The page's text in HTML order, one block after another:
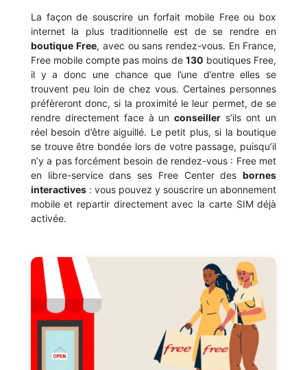
La façon de souscrire un forfait mobile Free ou box
internet la plus traditionnelle est de se rendre en
boutique Free, avec ou sans rendez-vous. En France,
Free mobile compte pas moins de 130 boutiques Free,
il y a donc une chance que l’une d’entre elles se
trouvent peu loin de chez vous. Certaines personnes
préfèreront donc, si la proximité le leur permet, de se
rendre directement face à unconseiller s’ils ont un
réel besoin d’être aiguillé. Le petit plus, si la boutique
se trouve être bondée lors de votre passage, puisqu’il
n’y a pas forcément besoin de rendez-vous : Free met
en libre-service dans ses Free Center desbornes
interactives: vous pouvez y souscrire un abonnement
mobile et repartir directement avec la carte SIM déjà
activée.